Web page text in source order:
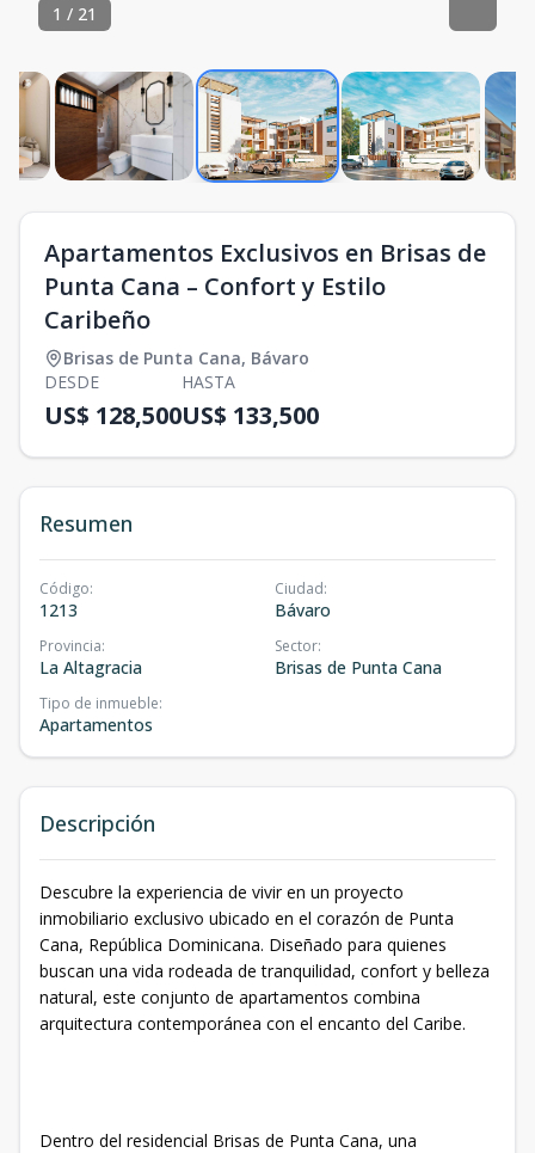
1 / 21
Apartamentos Exclusivos en Brisas de
Punta Cana – Confort y Estilo
Caribeño
Brisas de Punta Cana, Bávaro
DESDE
US$ 128,500
HASTA
US$ 133,500
Resumen
Código:
1213
Ciudad:
Bávaro
Provincia:
La Altagracia
Sector:
Brisas de Punta Cana
Tipo de inmueble:
Apartamentos
Descripción
Descubre la experiencia de vivir en un proyecto
inmobiliario exclusivo ubicado en el corazón de Punta
Cana, República Dominicana. Diseñado para quienes
buscan una vida rodeada de tranquilidad, confort y belleza
natural, este conjunto de apartamentos combina
arquitectura contemporánea con el encanto del Caribe.
Dentro del residencial Brisas de Punta Cana, una